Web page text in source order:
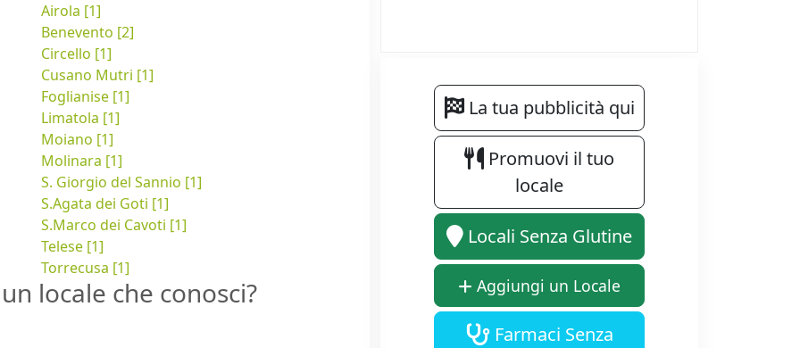
Airola [1]
Benevento [2]
Circello [1]
Cusano Mutri [1]
Foglianise [1]
Limatola [1]
Moiano [1]
Molinara [1]
S. Giorgio del Sannio [1]
S.Agata dei Goti [1]
S.Marco dei Cavoti [1]
Telese [1]
Torrecusa [1]
locale che conosci?
La tua pubblicità qui
Promuovi il tuo
locale
Locali Senza Glutine
Aggiungi un Locale
Farmaci Senza